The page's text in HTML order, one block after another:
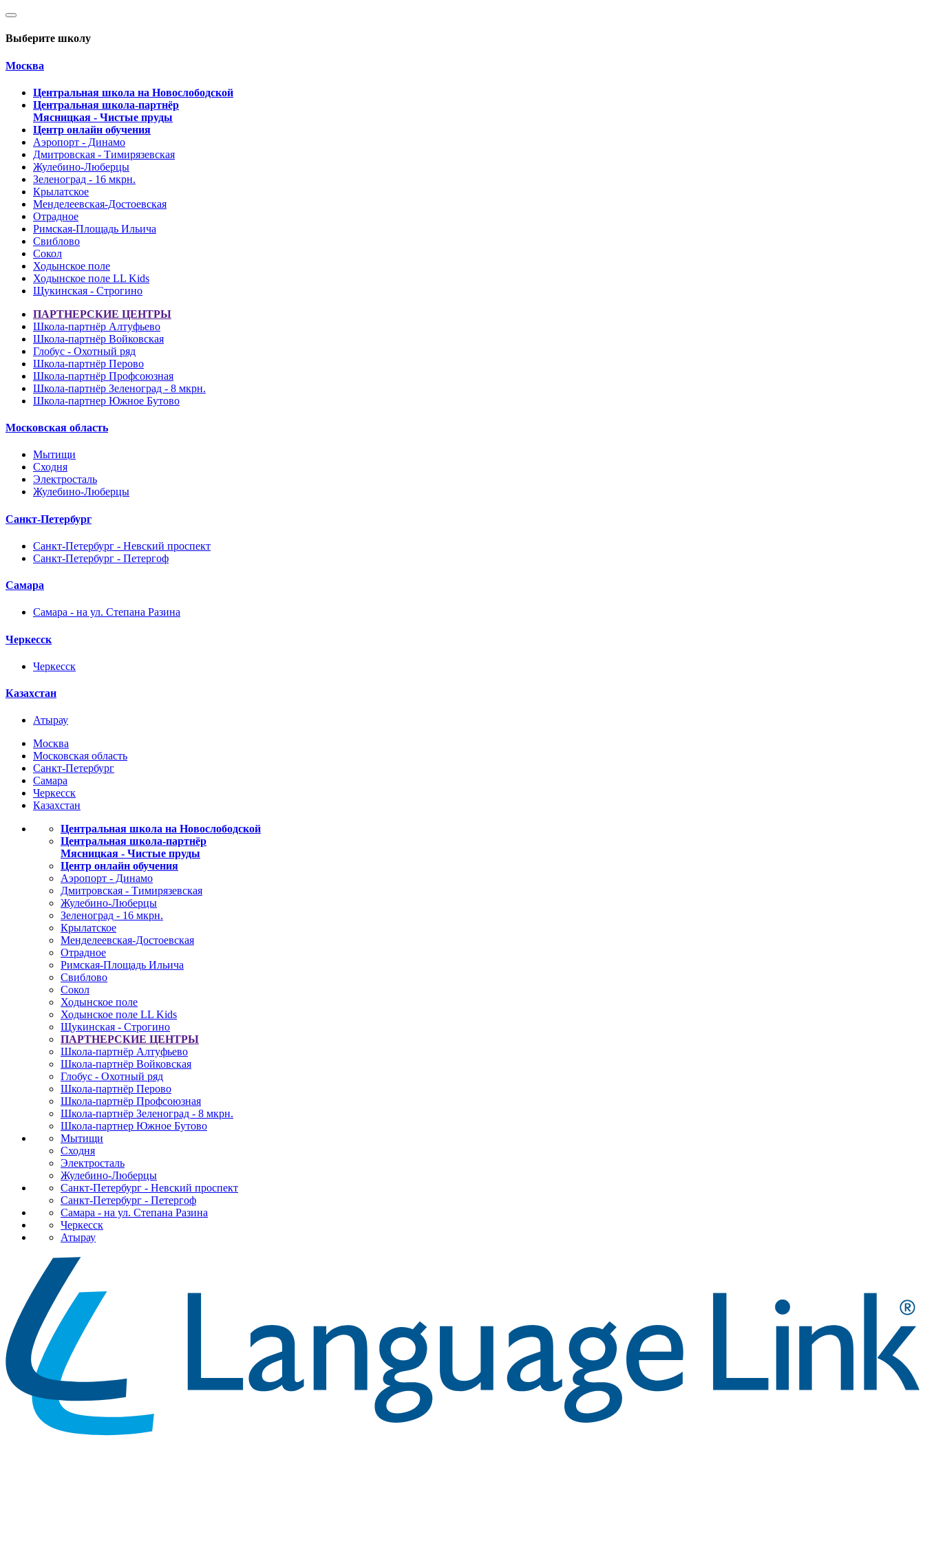
Выберите школу
Москва
Центральная школа на Новослободской
Центральная школа-партнёр
Мясницкая - Чистые пруды
Центр онлайн обучения
Аэропорт - Динамо
Дмитровская - Тимирязевская
Жулебино-Люберцы
Зеленоград - 16 мкрн.
Крылатское
Менделеевская-Достоевская
Отрадное
Римская-Площадь Ильича
Свиблово
Сокол
Ходынское поле
Ходынское поле LL Kids
Щукинская - Строгино
ПАРТНЕРСКИЕ ЦЕНТРЫ
Школа-партнёр Алтуфьево
Школа-партнёр Войковская
Глобус - Охотный ряд
Школа-партнёр Перово
Школа-партнёр Профсоюзная
Школа-партнёр Зеленоград - 8 мкрн.
Школа-партнер Южное Бутово
Московская область
Мытищи
Сходня
Электросталь
Жулебино-Люберцы
Санкт-Петербург
Санкт-Петербург - Невский проспект
Санкт-Петербург - Петергоф
Самара
Самара - на ул. Степана Разина
Черкесск
Черкесск
Казахстан
Атырау
Москва
Московская область
Санкт-Петербург
Самара
Черкесск
Казахстан
Центральная школа на Новослободской
Центральная школа-партнёр
Мясницкая - Чистые пруды
Центр онлайн обучения
Аэропорт - Динамо
Дмитровская - Тимирязевская
Жулебино-Люберцы
Зеленоград - 16 мкрн.
Крылатское
Менделеевская-Достоевская
Отрадное
Римская-Площадь Ильича
Свиблово
Сокол
Ходынское поле
Ходынское поле LL Kids
Щукинская - Строгино
ПАРТНЕРСКИЕ ЦЕНТРЫ
Школа-партнёр Алтуфьево
Школа-партнёр Войковская
Глобус - Охотный ряд
Школа-партнёр Перово
Школа-партнёр Профсоюзная
Школа-партнёр Зеленоград - 8 мкрн.
Школа-партнер Южное Бутово
Мытищи
Сходня
Электросталь
Жулебино-Люберцы
Санкт-Петербург - Невский проспект
Санкт-Петербург - Петергоф
Самара - на ул. Степана Разина
Черкесск
Атырау